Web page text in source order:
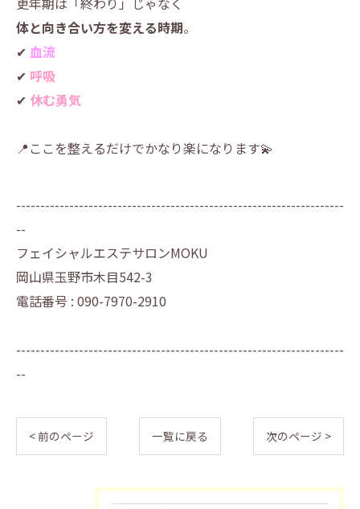
体と向き合い方を変える時期。
✔ 血流
✔ 呼吸
✔ 休む勇気
📍ここを整えるだけでかなり楽になります💫
--------------------------------------------------------------------
--
フェイシャルエステサロンMOKU
岡山県玉野市木目542-3
電話番号 : 090-7970-2910
--------------------------------------------------------------------
--
< 前のページ 一覧に戻る 次のページ >